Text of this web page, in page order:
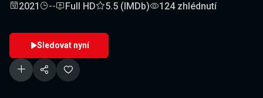
2021 -- Full HD 5.5 (IMDb) 124 zhlédnutí
Sledovat nyní